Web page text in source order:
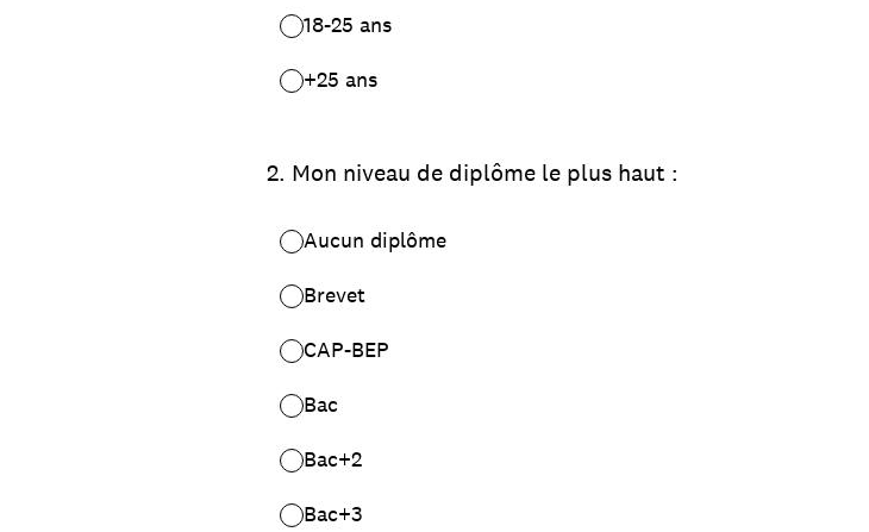
18-25 ans
+25 ans
2. Mon niveau de diplôme le plus haut :
Aucun diplôme
Brevet
CAP-BEP
Bac
Bac+2
Bac+3